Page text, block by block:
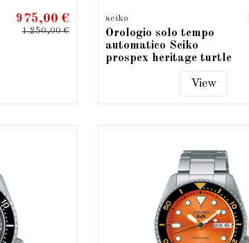
975,00 €
1.250,00 €
seiko
Orologio solo tempo
automatico Seiko
prospex heritage turtle
View